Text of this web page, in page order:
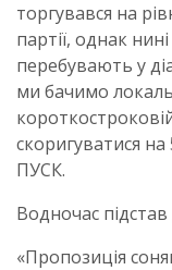
торгувався на
партії, однак
перебувають у
ми бачимо
скоригуватися
ПУСК.
Водночас
«Пропозиція